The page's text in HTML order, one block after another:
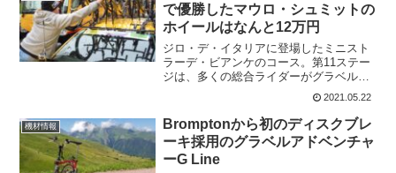
で優勝したマウロ・シュミットの
ホイールはなんと12万円
ジロ・デ・イタリアに登場したミニスト
ラーデ・ビアンケのコース。第11ステー
ジは、多くの総合ライダーがグラベルロ
ードでタイムを失ってしまった。ここで
勝利したのは、21歳の若手、マウロ・シ
ュミッド(Team Qhubeka ASSOS)。この
マ...
2021.05.22
機材情報
Bromptonから初のディスクブレ
ーキ採用のグラベルアドベンチャ
ーG Line